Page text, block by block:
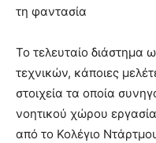
τη φαντασία
Το τελευταίο διάστημα
τεχνικών, κάποιες
στοιχεία τα οποία
νοητικού χώρου
από το Κολέγιο